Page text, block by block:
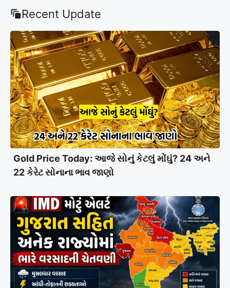
Recent Update
Gold Price Today: આજે સોનું કેટલું મોંઘું? 24 અને
22 કેરેટ સોનાના ભાવ જાણો